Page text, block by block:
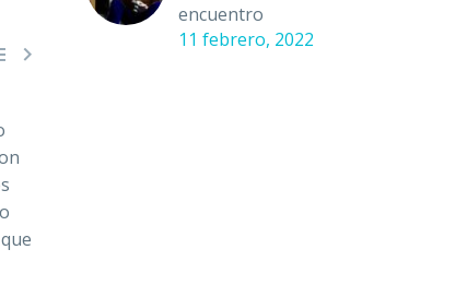

encuentro
11 febrero, 2022